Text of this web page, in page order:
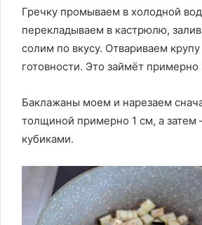
Гречку промываем в холодной
перекладываем в кастрюлю,
солим по вкусу. Отвариваем
готовности. Это займёт примерно
Баклажаны моем и нарезаем
толщиной примерно 1 см, а затем
кубиками.